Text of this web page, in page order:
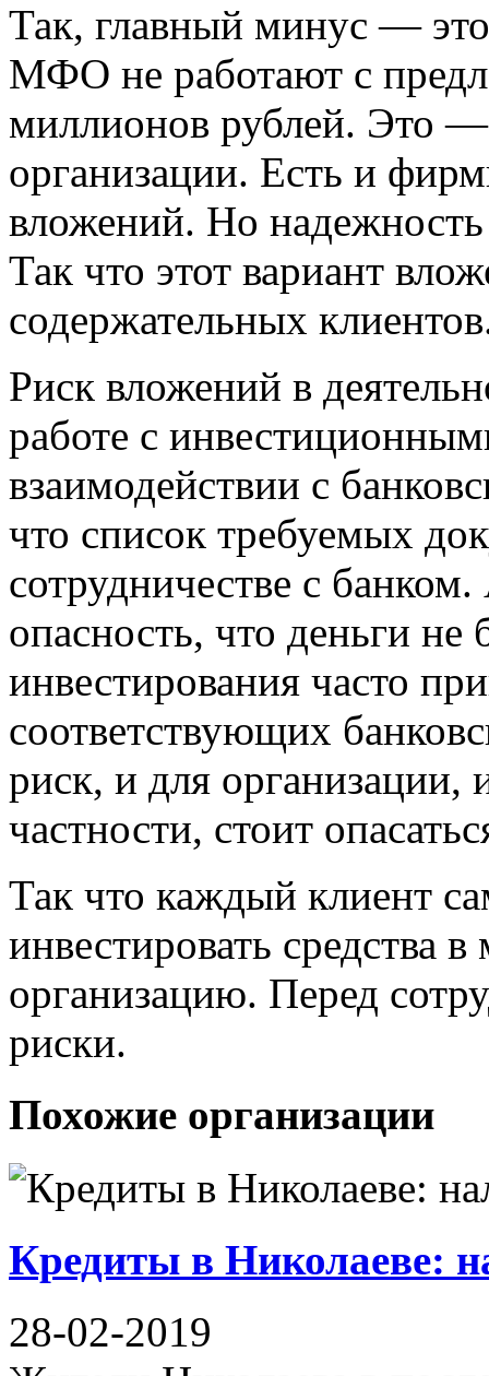
Так, главный минус —
МФО не работают с
миллионов рублей. Это
организации. Есть и
вложений. Но
Так что этот вариант
содержательных
Риск вложений в
работе с
взаимодействии с
что список требуемых
сотрудничестве с
опасность, что деньги
инвестирования часто
соответствующих
риск, и для организации,
частности, стоит
Так что каждый клиент
инвестировать средства
организацию. Перед
риски.
Похожие организации
Кредиты в Николаеве:
28-02-2019